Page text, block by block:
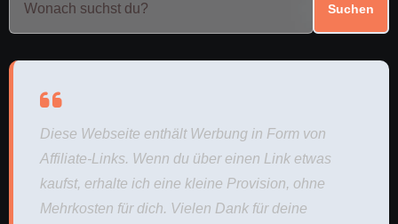
Suchen
Diese Webseite enthält Werbung in Form von
Affiliate-Links. Wenn du über einen Link etwas
kaufst, erhalte ich eine kleine Provision, ohne
Mehrkosten für dich. Vielen Dank für deine